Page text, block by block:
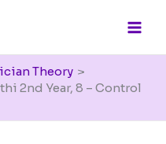
Theory
2nd Year, 8 – Control